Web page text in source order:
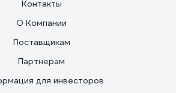
Контакты
О Компании
Поставщикам
Партнерам
для инвесторов